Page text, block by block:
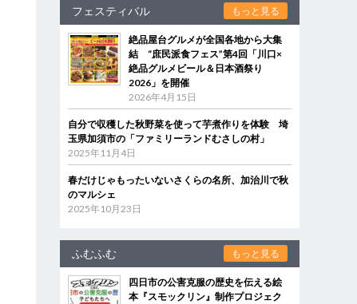
フェスティバル もっと見る
絶品屋台グルメが全国各地から大集
結 “庶民派食フェス”第4回「川口×
絶品グルメビール＆日本酒祭り
2026」を開催
2026年4月15日
自分で収穫した秋野菜を使って芋煮作りを体験 埼
玉県加須市の「ファミリーランドむさしの村」
2025年11月4日
春だけじゃもったいないさくらの名所、加治川で秋
のマルシェ
2025年10月23日
ふむふむ もっと見る
四日市の公害克服の歴史を伝える絵
本『スモックリン』制作プロジェク